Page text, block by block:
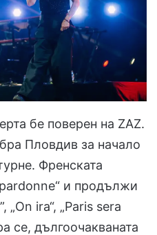
бе поверен на ZAZ.
Пловдив за начало
Френската
и продължи
„On ira“, „Paris sera
се, дългоочакваната